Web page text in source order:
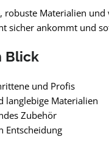
robuste Materialien
sicher ankommt und
Blick
und Profis
langlebige Materialien
Zubehör
Entscheidung